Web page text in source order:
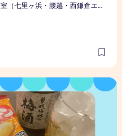
C Schooling 英語教室（七里ヶ浜・腰越・西鎌倉エリア）